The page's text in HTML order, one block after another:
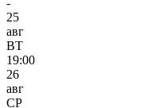
-
25
авг
ВТ
19:00
26
авг
СР